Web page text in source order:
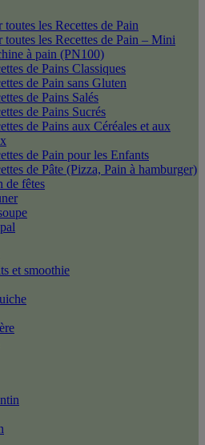
toutes les Recettes de Pain
toutes les Recettes de Pain – Mini
à pain (PN100)
de Pains Classiques
de Pain sans Gluten
de Pains Salés
de Pains Sucrés
de Pains aux Céréales et aux
de Pain pour les Enfants
de Pâte (Pizza, Pain à hamburger)
de fêtes
et smoothie